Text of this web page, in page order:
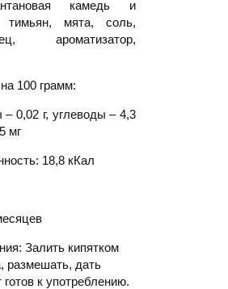
камедь и
тимьян, мята, соль,
ароматизатор,
100 грамм:
0,02 г, углеводы – 4,3
мг
18,8 кКал
Залить кипятком
размешать, дать
к употреблению.